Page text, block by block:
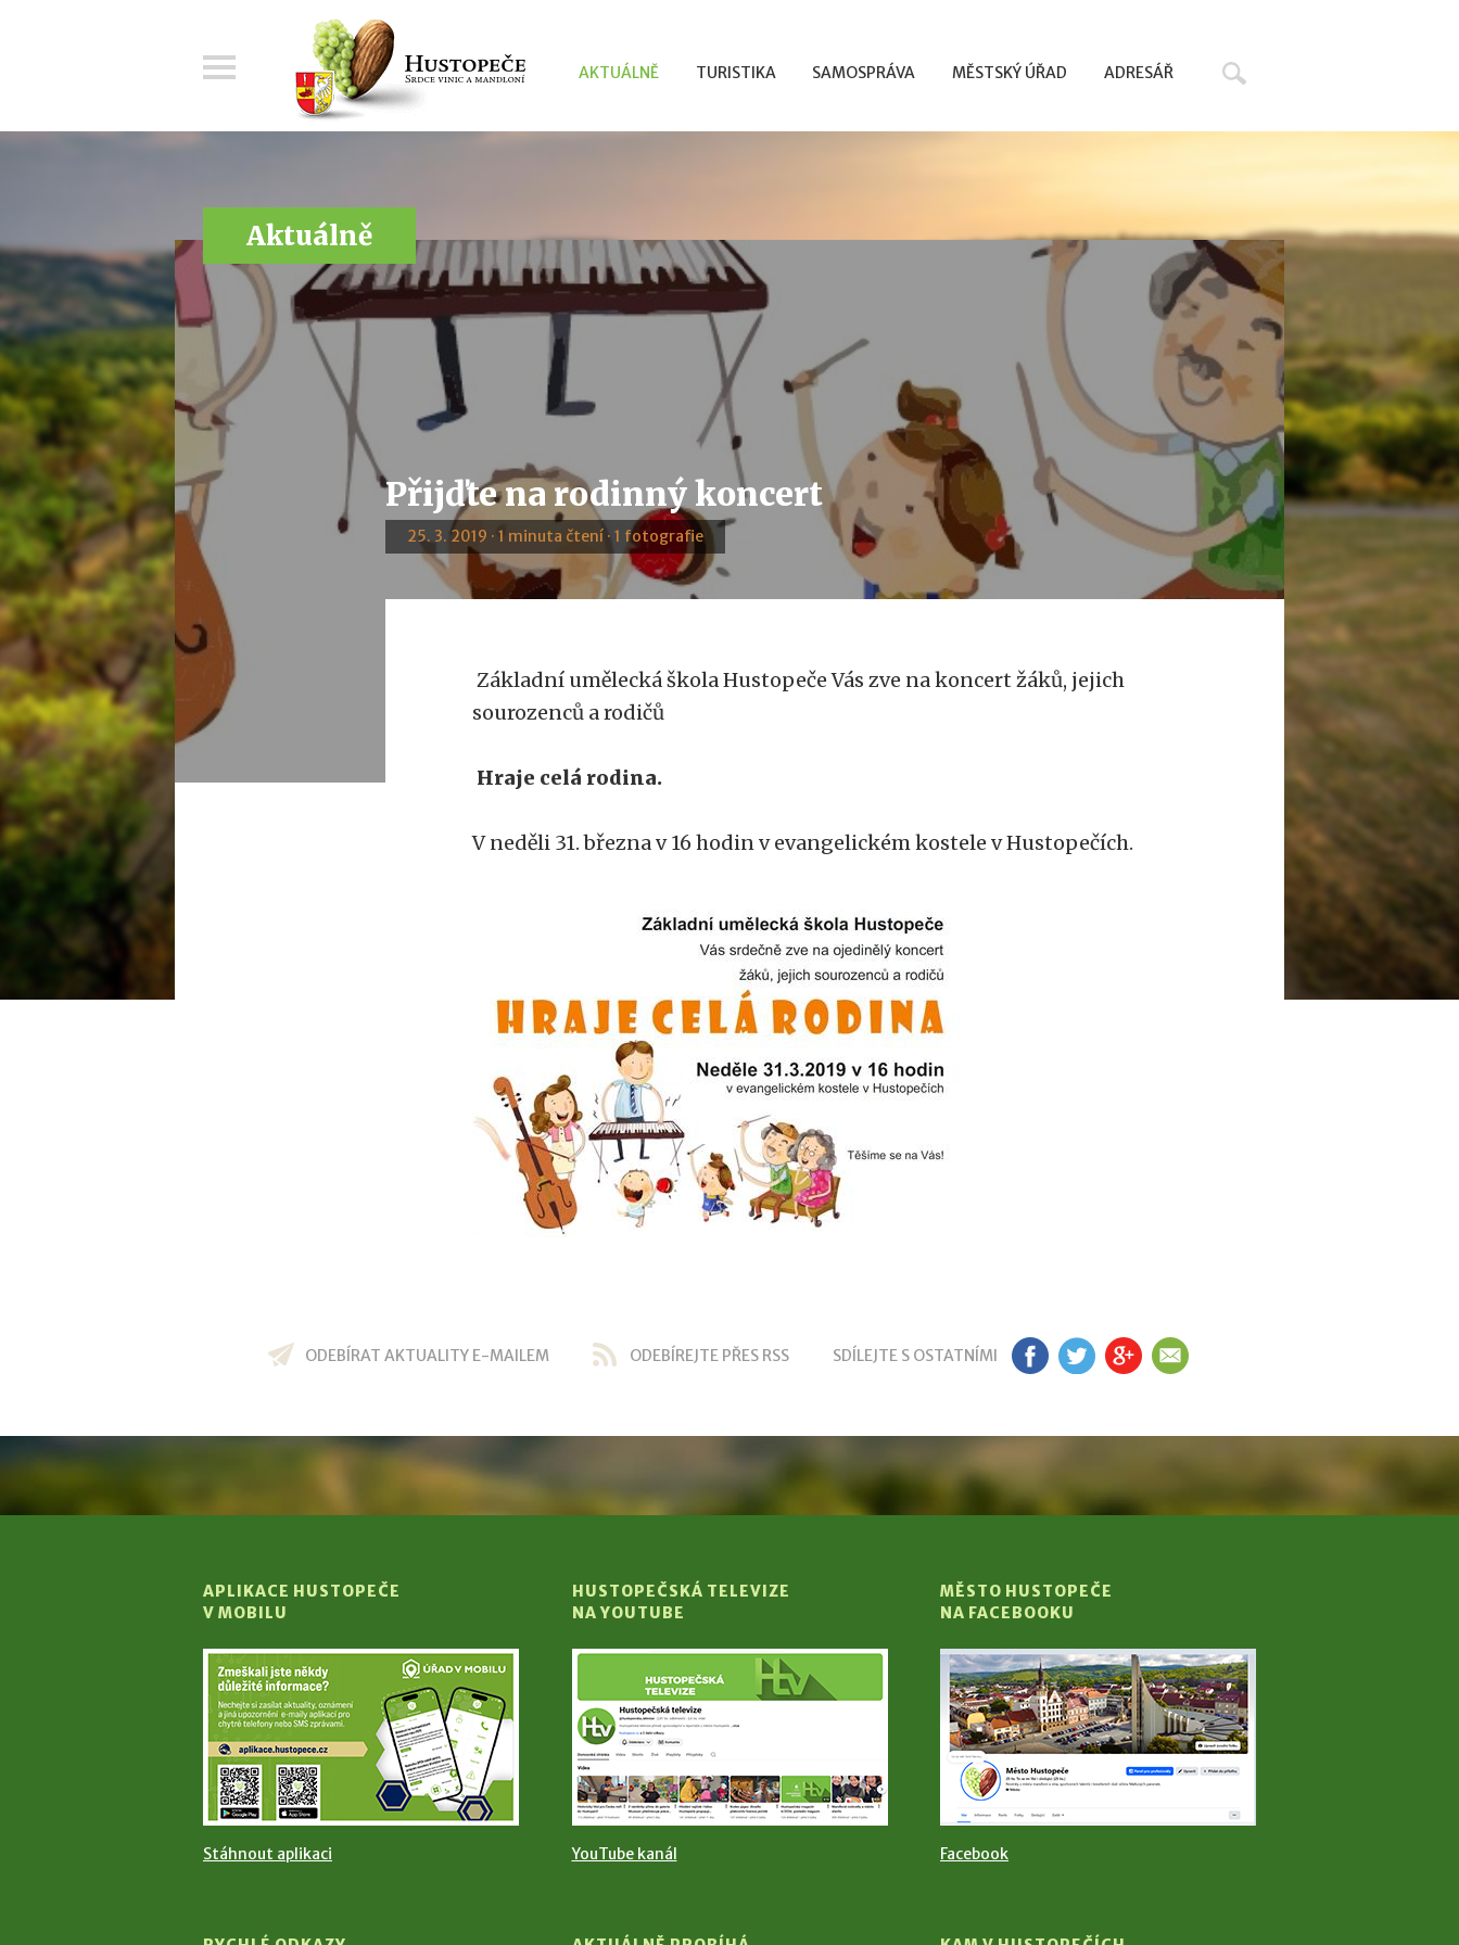
AKTUÁLNĚ TURISTIKA SAMOSPRÁVA MĚSTSKÝ ÚŘAD ADRESÁŘ
Aktuálně
Přijďte na rodinný koncert
25. 3. 2019 · 1 minuta čtení · 1 fotografie
Základní umělecká škola Hustopeče Vás zve na koncert žáků, jejich
sourozenců a rodičů
Hraje celá rodina.
V neděli 31. března v 16 hodin v evangelickém kostele v Hustopečích.
ODEBÍRAT AKTUALITY E-MAILEM ODEBÍREJTE PŘES RSS SDÍLEJTE S OSTATNÍMI FB TW GP EM
APLIKACE HUSTOPEČE
V MOBILU
Stáhnout aplikaci
HUSTOPEČSKÁ TELEVIZE
NA YOUTUBE
YouTube kanál
MĚSTO HUSTOPEČE
NA FACEBOOKU
Facebook